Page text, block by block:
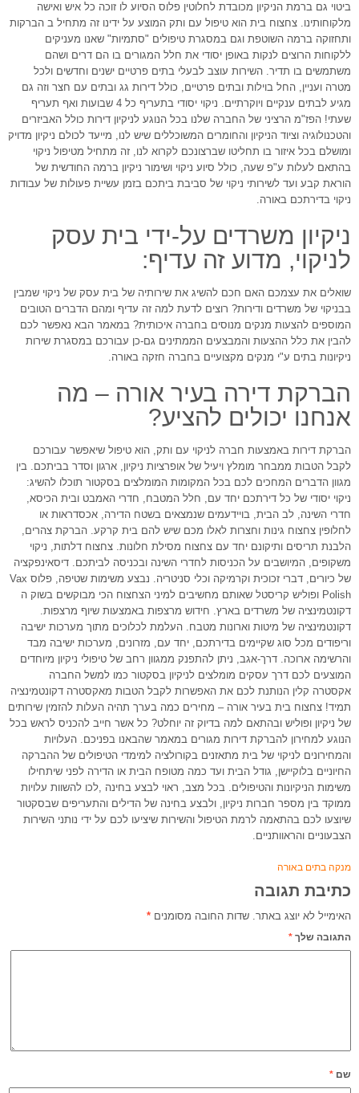
ביטוי גם ברמת הניקיון מכובדת לחלוטין פלוס הסיוע לו זוכה כל איש ואישה
מלקוחותינו. צחצוח בית הוא טיפול עם ותק המוצע על ידינו זה מתחיל ב הברקות
ותחזוקה ברמה השוטפת וגם במסגרת טיפולים "סתמיות" שאנו מעניקים
ללקוחות הרוצים לנקות באופן יסודי את חלל המגורים בו הם דרים ושהם
משתמשים בו תדיר. השירות עוצב לבעלי בתים פרטיים ישנים וחדשים ולכל
מטרה ועניין, החל בוילות ובתים פרטיים, כולל דירות גג ובתים עם חצר וזה גם
מגיע לבתים ענקיים ויוקרתיים. ניקוי יסודי בתעריף כל 4 שבועות ואף תעריף
שעתי! הפז"מ הרציני של החברה שלנו בכל הנוגע לניקיון דירות כולל האביזרים
והטכנולוגיה וציוד הניקיון והחומרים המשוכללים שיש לנו, מייעד לכולם ניקיון מדויק
ומושלם בכל איזור בו תחליטו שברצונכם לקרוא לנו, זה מתחיל מטיפול ניקוי
בהתאם לעלות ע"פ שעה, כולל סיוע ניקוי ושימור ניקיון ברמה החודשית של
הוראת קבע ועד לשירותי ניקוי של סביבת ביתכם בזמן עשיית פעולות של עבודות
ניקוי בדירתכם באורה.
ניקיון משרדים על-ידי בית עסק
לניקוי, מדוע זה עדיף:
שואלים את עצמכם האם חכם להשיג את שירותיה של בית עסק של ניקוי שמבין
בבניקוי של משרדים ודירות? רוצים לדעת למה זה עדיף ומהם הדברים הטובים
המוספים להצעות מנקים מנוסים בחברה איכותית? במאמר הבא נאפשר לכם
להבין את כלל ההצעות והמבצעים הממתינים גם-כן עבורכם במסגרת שירות
ניקיונות בתים ע"י מנקים מקצועיים בחברה חזקה באורה.
הברקת דירה בעיר אורה – מה
אנחנו יכולים להציע?
הברקת דירות באמצעות חברה לניקוי עם ותק, הוא טיפול שיאפשר עבורכם
לקבל הטבות ממבחר מומלץ ויעיל של אופרציות ניקיון, ארגון וסדר בביתכם. בין
מגוון הדברים המחכים לכם בכל המקומות המומלצים בסקטור תוכלו להשיג:
ניקוי יסודי של כל דירתכם יחד עם, חלל המטבח, חדרי האמבט ובית הכיסא,
חדרי השינה, לב הבית, בויידעמים שנמצאים בשטח הדירה, אכסדראות או
לחלופין צחצוח גינות וחצרות לאלו מכם שיש להם בית קרקע. הברקת צהרים,
הלבנת תריסים ותיקונם יחד עם צחצוח מסילת חלונות. צחצוח דלתות, ניקוי
משקופים, המיושבים על הכניסות לחדרי השינה ובכניסה לביתכם. דיסאינפקציה
של כיורים, דברי זכוכית וקרמיקה וכלי סניטריה. נבצע משימות שטיפה, פלוס Vax
Polish ופוליש קריסטל שאותם מחשיבים למיני הצחצוח הכי מבוקשים בשוק ה
דקונטמינציה של משרדים בארץ. חידוש מרצפות באמצעות שיוף מרצפות.
דקונטמינציה של מיטות וארונות מטבח. העלמת לכלוכים מתוך מערכות ישיבה
וריפודים מכל סוג שקיימים בדירתכם, יחד עם, מזרונים, מערכות ישיבה מבד
והרשימה ארוכה. דרך-אגב, ניתן להתפנק ממגוון רחב של טיפולי ניקיון מיוחדים
המוצעים לכם דרך עסקים מומלצים לניקיון בסקטור כמו למשל החברה
אקסטרה קלין הנותנת לכם את האפשרות לקבל הטבות מאקסטרה דקונטמינציה
תמיד! צחצוח בית בעיר אורה – מחירים כמה בערך תהיה העלות להזמין שירותים
של ניקיון ופוליש ובהתאם למה בדיוק זה יוחלט? כל אשר חייב להכניס לראש בכל
הנוגע למחירון להברקת דירות מגורים במאמר שהבאנו בפניכם. העלויות
והמחירונים לניקוי של בית מתאזנים בקורולציה למימדי הטיפולים של ההברקה
החיוניים בלוקיישן, גודל הבית ועד כמה מטופח הבית או הדירה לפני שיתחילו
משימות הניקיונות והטיפולים. בכל מצב, ראוי לבצע בחינה ,לכו להשוות עלויות
ממוקד בין מספר חברות ניקיון, ולבצע בחינה של הדילים והתעריפים שבסקטור
שיוצעו לכם בהתאמה לרמת הטיפול והשירות שיציעו לכם על ידי נותני השירות
הצבעוניים והראוותניים.
מנקה בתים באורה
כתיבת תגובה
האימייל לא יוצג באתר. שדות החובה מסומנים *
התגובה שלך *
שם *